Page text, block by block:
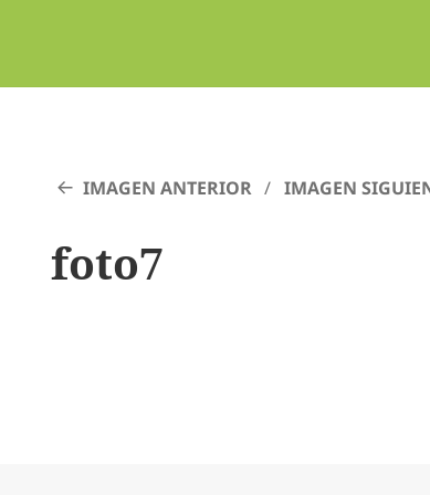
IMAGEN ANTERIOR IMAGEN
foto7